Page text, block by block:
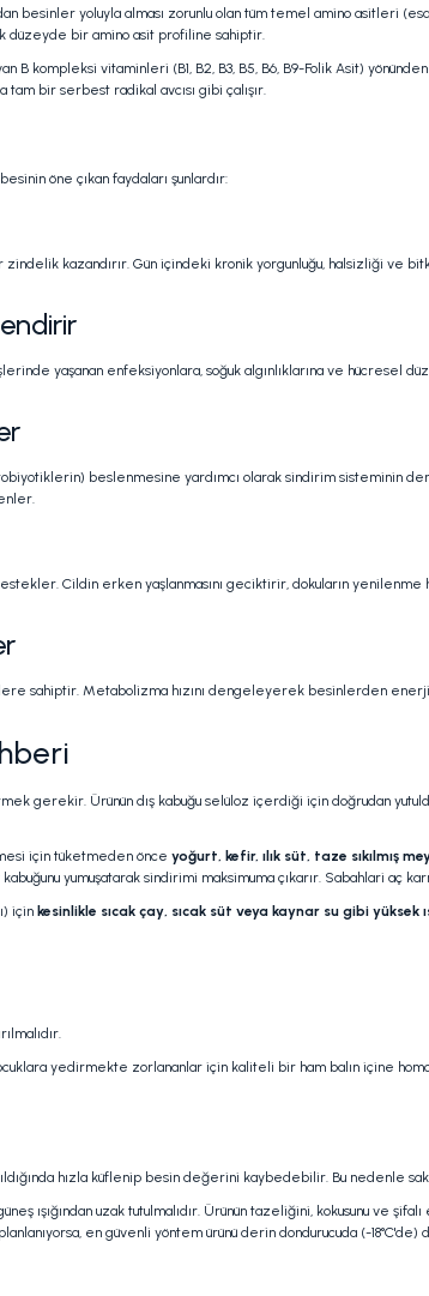
yoluyla alması zorunlu olan tüm temel amino asitleri
düzeyde bir amino asit profiline sahiptir.
kompleksi vitaminleri (B1, B2, B3, B5, B6, B9-Folik Asit)
bir serbest radikal avcısı gibi çalışır.
öne çıkan faydaları şunlardır:
kazandırır. Gün içindeki kronik yorgunluğu, halsizliği
yaşanan enfeksiyonlara, soğuk algınlıklarına ve hücresel
beslenmesine yardımcı olarak sindirim sisteminin
Cildin erken yaşlanmasını geciktirir, dokuların yenilenme
sahiptir. Metabolizma hızını dengeleyerek besinlerden
gerekir. Ürünün dış kabuğu selüloz içerdiği için doğrudan
için tüketmeden önce yoğurt, kefir, ılık süt, taze sıkılmış
yumuşatarak sindirimi maksimuma çıkarır. Sabahlari aç
için kesinlikle sıcak çay, sıcak süt veya kaynar su gibi yüksek
yedirmekte zorlananlar için kaliteli bir ham balın içine
hızla küflenip besin değerini kaybedebilir. Bu nedenle
ışığından uzak tutulmalıdır. Ürünün tazeliğini, kokusunu ve
en güvenli yöntem ürünü derin dondurucuda (-18°C'de)